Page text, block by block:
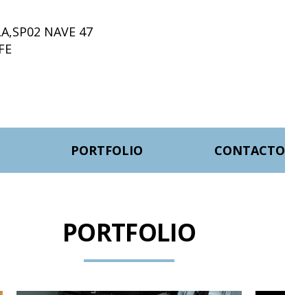
NAVE 47
PORTFOLIO CONTACTO
PORTFOLIO